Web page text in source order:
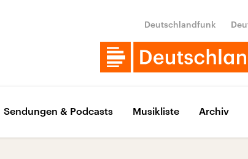
Deutschlandfunk
Sendungen & Podcasts Musikliste Archiv